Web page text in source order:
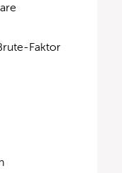
Faktor